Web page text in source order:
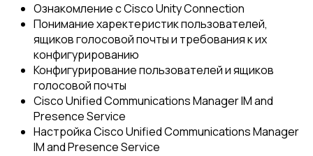
Ознакомление с Cisco Unity Connection
Понимание харектеристик пользователей,
ящиков голосовой почты и требования к их
конфигурированию
Конфигурирование пользователей и ящиков
голосовой почты
Cisco Unified Communications Manager IM and
Presence Service
Настройка Cisco Unified Communications Manager
IM and Presence Service